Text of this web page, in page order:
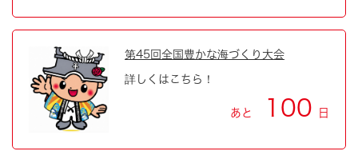
第45回全国豊かな海づくり大会
詳しくはこちら！
あと 100 日